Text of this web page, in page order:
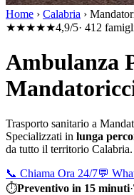
Home › Calabria ›
★★★★★4,9/5· 412
Ambulanza
Trasporto sanitario a
Specializzati in lunga
da tutto il territorio Calabria.
📞 Chiama Ora 24/7💬
⏱Preventivo in 15 minuti·